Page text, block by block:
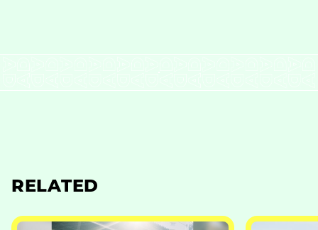
RELATED